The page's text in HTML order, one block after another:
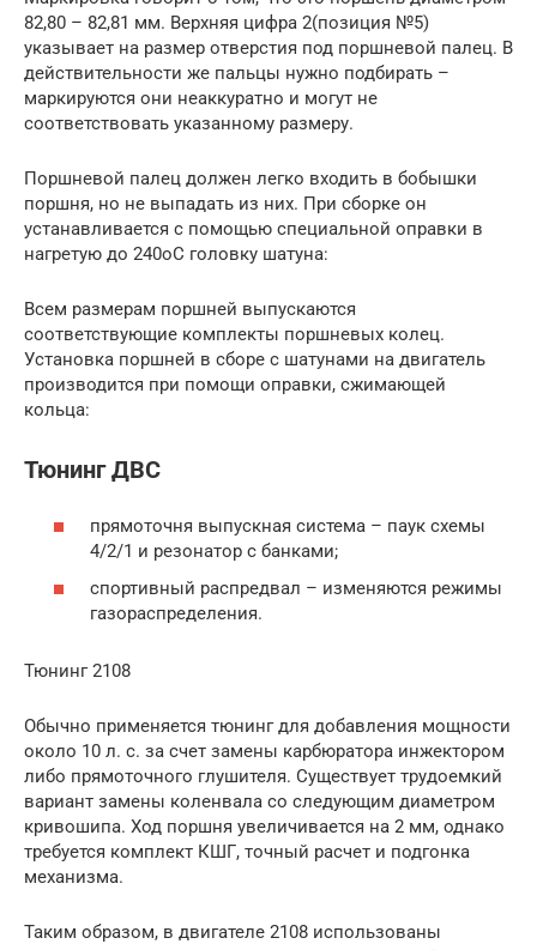
82,80 – 82,81 мм. Верхняя цифра 2(позиция №5)
указывает на размер отверстия под поршневой палец. В
действительности же пальцы нужно подбирать –
маркируются они неаккуратно и могут не
соответствовать указанному размеру.
Поршневой палец должен легко входить в бобышки
поршня, но не выпадать из них. При сборке он
устанавливается с помощью специальной оправки в
нагретую до 240оС головку шатуна:
Всем размерам поршней выпускаются
соответствующие комплекты поршневых колец.
Установка поршней в сборе с шатунами на двигатель
производится при помощи оправки, сжимающей
кольца:
Тюнинг ДВС
прямоточня выпускная система – паук схемы
4/2/1 и резонатор с банками;
спортивный распредвал – изменяются режимы
газораспределения.
Тюнинг 2108
Обычно применяется тюнинг для добавления мощности
около 10 л. с. за счет замены карбюратора инжектором
либо прямоточного глушителя. Существует трудоемкий
вариант замены коленвала со следующим диаметром
кривошипа. Ход поршня увеличивается на 2 мм, однако
требуется комплект КШГ, точный расчет и подгонка
механизма.
Таким образом, в двигателе 2108 использованы